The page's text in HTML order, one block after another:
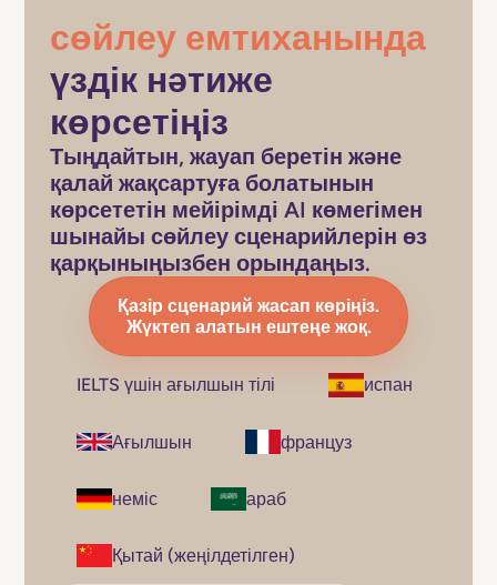
сөйлеу емтиханында
үздік нәтиже
көрсетіңіз
Тыңдайтын, жауап беретін және
қалай жақсартуға болатынын
көрсететін мейірімді AI көмегімен
шынайы сөйлеу сценарийлерін өз
қарқыныңызбен орындаңыз.
Қазір сценарий жасап көріңіз.
Жүктеп алатын ештеңе жоқ.
IELTS үшін ағылшын тілі испан
Ағылшын француз
неміс араб
Қытай (жеңілдетілген)